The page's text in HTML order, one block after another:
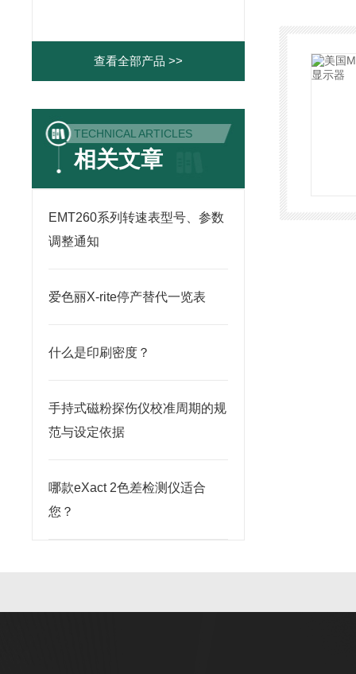
查看全部产品 >>
TECHNICAL ARTICLES
相关文章
EMT260系列转速表型号、参数
调整通知
爱色丽X-rite停产替代一览表
什么是印刷密度？
手持式磁粉探伤仪校准周期的规
范与设定依据
哪款eXact 2色差检测仪适合
您？